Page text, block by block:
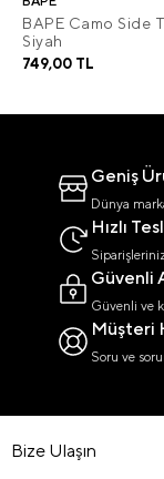
BAPE Camo Side
Siyah
749,00 TL
Geniş
Dünya
Hızlı
Güvenli
Güvenli ve
Müşteri
Soru ve
Bize Ulaşın